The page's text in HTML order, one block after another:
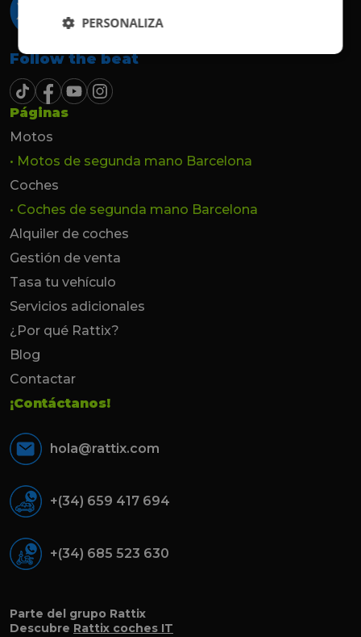
Follow the beat
Páginas
Motos
• Motos de segunda mano Barcelona
Coches
• Coches de segunda mano Barcelona
Alquiler de coches
Gestión de venta
Tasa tu vehículo
Servicios adicionales
¿Por qué Rattix?
Blog
Contactar
¡Contáctanos!
hola@rattix.com
+(34) 659 417 694
+(34) 685 523 630
Parte del grupo Rattix
Descubre Rattix coches IT
PERSONALIZA